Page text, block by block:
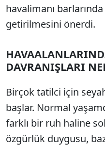
havalimanı barlarında
getirilmesini önerdi.
DAVRANIŞLARI
Birçok tatilci için
başlar. Normal
farklı bir ruh haline
özgürlük duygusu,